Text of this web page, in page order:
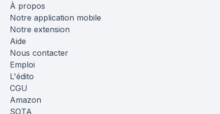
À propos
Notre application mobile
Notre extension
Aide
Nous contacter
Emploi
L'édito
CGU
Amazon
SOTA